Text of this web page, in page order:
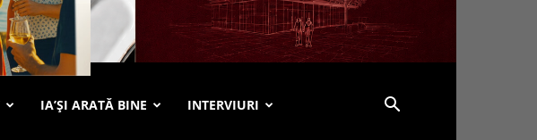
IA’ȘI ARATĂ BINE INTERVIURI